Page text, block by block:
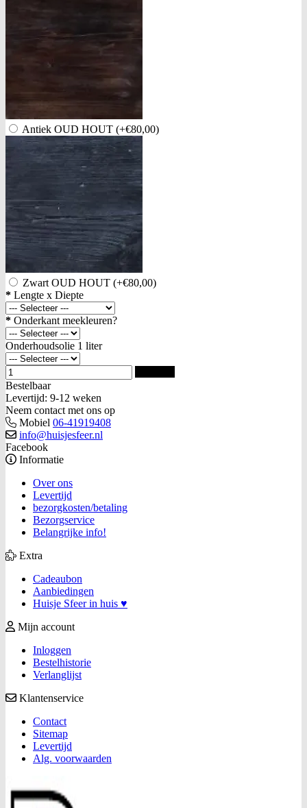
Antiek OUD HOUT (+€80,00)
Zwart OUD HOUT (+€80,00)
* Lengte x Diepte
* Onderkant meekleuren?
Onderhoudsolie 1 liter
Bestelbaar
Levertijd: 9-12 weken
Neem contact met ons op
Mobiel 06-41919408
info@huisjesfeer.nl
Facebook
Informatie
Over ons
Levertijd
bezorgkosten/betaling
Bezorgservice
Belangrijke info!
Extra
Cadeaubon
Aanbiedingen
Huisje Sfeer in huis ♥
Mijn account
Inloggen
Bestelhistorie
Verlanglijst
Klantenservice
Contact
Sitemap
Levertijd
Alg. voorwaarden